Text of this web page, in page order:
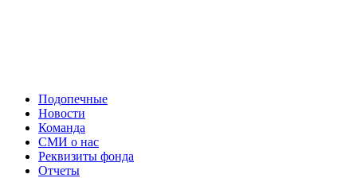
Подопечные
Новости
Команда
СМИ о нас
Реквизиты фонда
Отчеты